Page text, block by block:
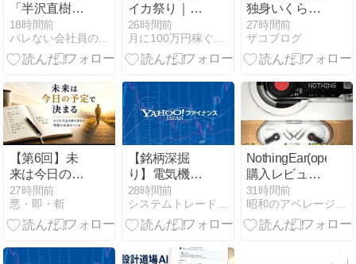
「半沢直樹み
たいな銀行員
カッコいい」
銀行員の友人
ねえよ」
18時間前
バレない会社員の副業ランキング
イカ祭り｜特
設会場🍉
26時間前
月に100万円稼ぐブックオフせどりブログ
独身いくら？
50万は少ない
目安3選
27時間前
ザコブログ
【第6回】未
来は今日の予
定で決まる｜
人生を変える
時間の使い方
27時間前
悪・即・斬
【銘柄深掘
り】電気機器
の潮流に乗る
か？PHCホー
ルディングス
り込むべき成
28時間前
システムトレードとAI副業の記録
NothingEar(open)
購入レビュー
オープン型の
実力は？
31時間前
昭和のアベレージガイ